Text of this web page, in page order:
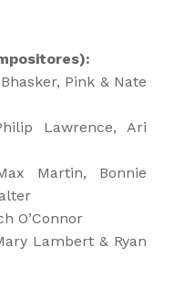
Pink & Nate
Lawrence, Ari
Martin, Bonnie
O’Connor
Lambert & Ryan